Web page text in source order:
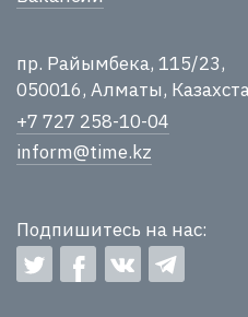
пр. Райымбека, 115/23,
050016, Алматы,
+7 727 258-10-04
inform@time.kz
Подпишитесь на нас: